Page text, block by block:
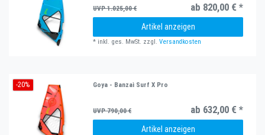
UVP 1.025,00 € ab 820,00 € *
Artikel anzeigen
* inkl. ges. MwSt. zzgl.Versandkosten
-20% Goya - Banzai Surf X Pro
UVP 790,00 € ab 632,00 € *
Artikel anzeigen